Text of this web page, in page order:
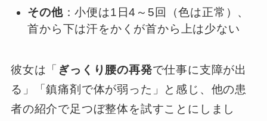
その他：小便は1日4～5回（色は正常）、
首から下は汗をかくが首から上は少ない
彼女は「 ぎっくり腰の再発で仕事に支障が出
る」「鎮痛剤で体が弱った」と感じ、他の患
者の紹介で足つぼ整体を試すことにしまし